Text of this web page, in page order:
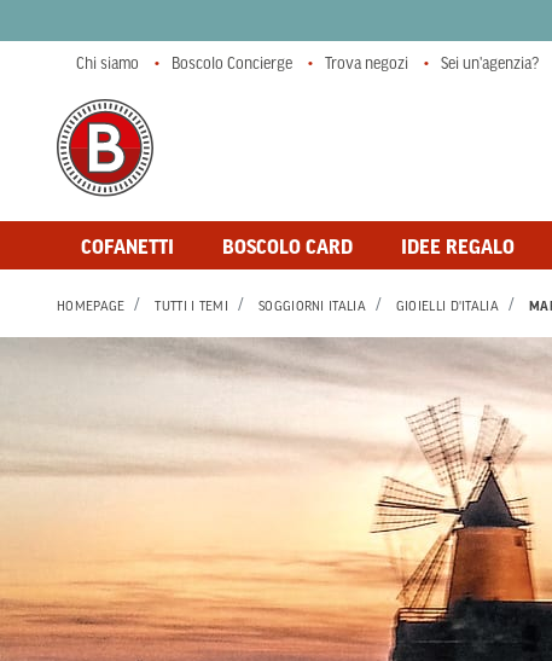
COFANETTI BOSCOLO CARD IDEE REGALO
Chi siamo Boscolo Concierge Trova negozi Sei un'agenzia?
HOMEPAGE TUTTI I TEMI SOGGIORNI ITALIA GIOIELLI D'ITALIA